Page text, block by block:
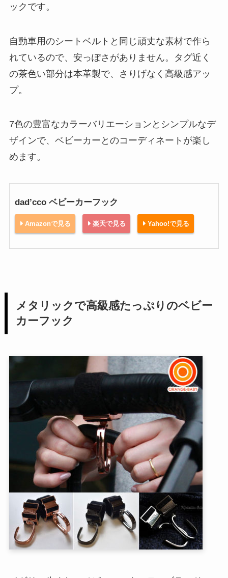
ックです。
自動車用のシートベルトと同じ頑丈な素材で作ら
れているので、安っぽさがありません。タグ近く
の茶色い部分は本革製で、さりげなく高級感アッ
プ。
7色の豊富なカラーバリエーションとシンプルなデ
ザインで、ベビーカーとのコーディネートが楽し
めます。
dad’cco ベビーカーフック
Amazonで見る 楽天で見る Yahoo!で見る
メタリックで高級感たっぷりのベビー
カーフック